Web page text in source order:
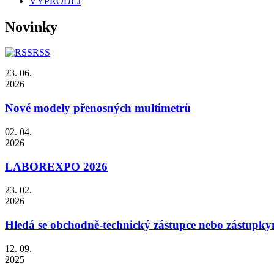
Novinky
RSS
23. 06.
2026
Nové modely přenosných multimetrů
02. 04.
2026
LABOREXPO 2026
23. 02.
2026
Hledá se obchodně-technický zástupce nebo
12. 09.
2025